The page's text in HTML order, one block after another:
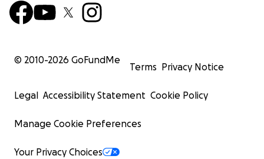
© 2010-2026 GoFundMe
Terms Privacy Notice
Legal Accessibility Statement Cookie Policy
Manage Cookie Preferences
Your Privacy Choices